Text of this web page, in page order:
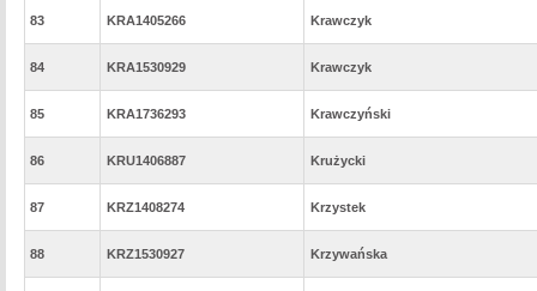
83 KRA1405266 Krawczyk
84 KRA1530929 Krawczyk
85 KRA1736293 Krawczyński
86 KRU1406887 Krużycki
87 KRZ1408274 Krzystek
88 KRZ1530927 Krzywańska